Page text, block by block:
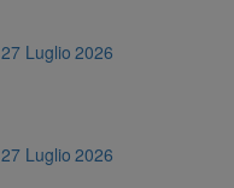
27 Luglio 2026
27 Luglio 2026